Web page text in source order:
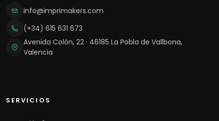
info@imprimakers.com
(+34) 615 631 673
Avenida Colón, 22 · 46185 La Pobla de Vallbona,
Valencia
SERVICIOS